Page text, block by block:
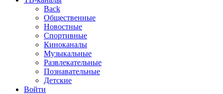
Back
Общественные
Новостные
Спортивные
Киноканалы
Музыкальные
Развлекательные
Познавательные
Детские
Войти